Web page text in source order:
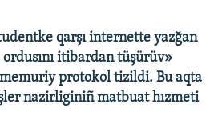
qarşı internette yazğan
itibardan tüşürüv»
protokol tizildi. Bu aqta
nazirliginiñ matbuat hızmeti